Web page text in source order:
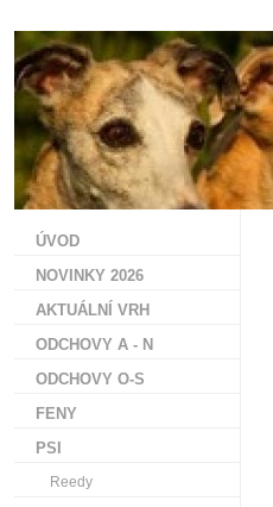
ÚVOD
NOVINKY 2026
AKTUÁLNÍ VRH
ODCHOVY A - N
ODCHOVY O-S
FENY
PSI
Reedy